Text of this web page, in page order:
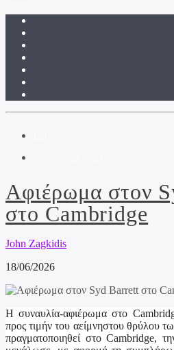
Αφιέρωμα στον
στο Cambridge
John Zagkidis
18/06/2026
Η συναυλία-αφιέρωμα στο
προς τιμήν του αείμνηστου θρύλου
πραγματοποιηθεί στο Cambridge,